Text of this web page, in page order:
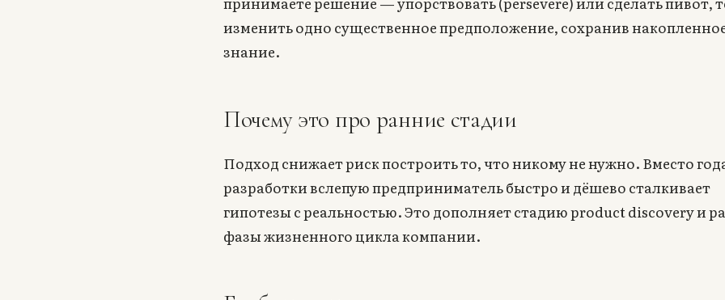
изменить одно существенное предположение, сохранив
знание.
Почему это про ранние стадии
Подход снижает риск построить то, что никому не нужно. Вместо
разработки вслепую предприниматель быстро и дёшево сталкивает
гипотезы с реальностью. Это дополняет стадию product discovery и
фазы жизненного цикла компании.